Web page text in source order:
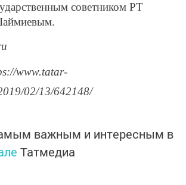
советником РТ
www.tatar-
02/13/642148/
важным и интересным в
Татмедиа